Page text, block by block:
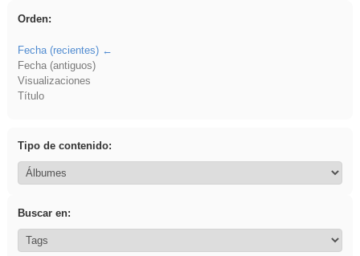
Orden:
Fecha (recientes)
Fecha (antiguos)
Visualizaciones
Título
Tipo de contenido:
Buscar en: